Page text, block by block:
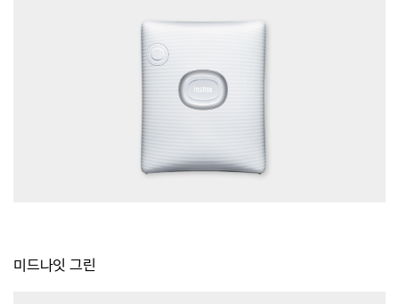
미드나잇 그린